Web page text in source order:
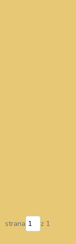
strana z 1